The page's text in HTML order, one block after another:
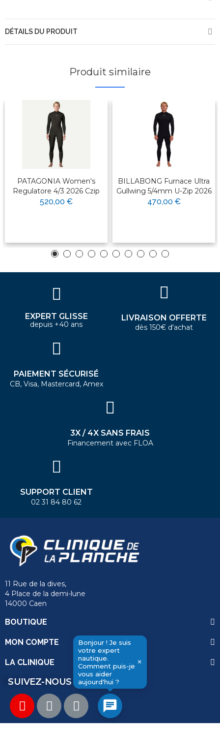
DÉTAILS DU PRODUIT
Produit similaire
PATAGONIA Women's
Regulatore 4/3 2026 Czip
520,00 €
BILLABONG Furnace Ultra
Gullwing 5/4mm U-Zip 2026
470,00 €
Bonjour ! Je suis
votre expert
nautique.
Comment puis-je
vous aider
aujourd'hui ?
×
chat
EXPERT GLISSE
depuis +40 ans
LIVRAISON OFFERTE
dès 150€ d'achat
PAIEMENT SÉCURISÉ
CB, Visa, Mastercard, Amex
3X / 4X SANS FRAIS
Financement avec FLOA
SUPPORT CLIENT
02 31 84 80 62
11 Rue de la dives,
4 Place de la demi-lune
14000 Caen
BOUTIQUE
MON COMPTE
LA CLINIQUE
SUIVEZ-NOUS